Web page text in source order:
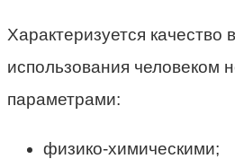
Характеризуется качество
использования человеком
параметрами:
физико-химическими;